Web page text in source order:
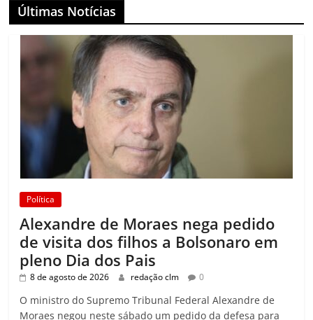
Últimas Notícias
Política
Alexandre de Moraes nega pedido
de visita dos filhos a Bolsonaro em
pleno Dia dos Pais
8 de agosto de 2026 redação clm 0
O ministro do Supremo Tribunal Federal Alexandre de
Moraes negou neste sábado um pedido da defesa para